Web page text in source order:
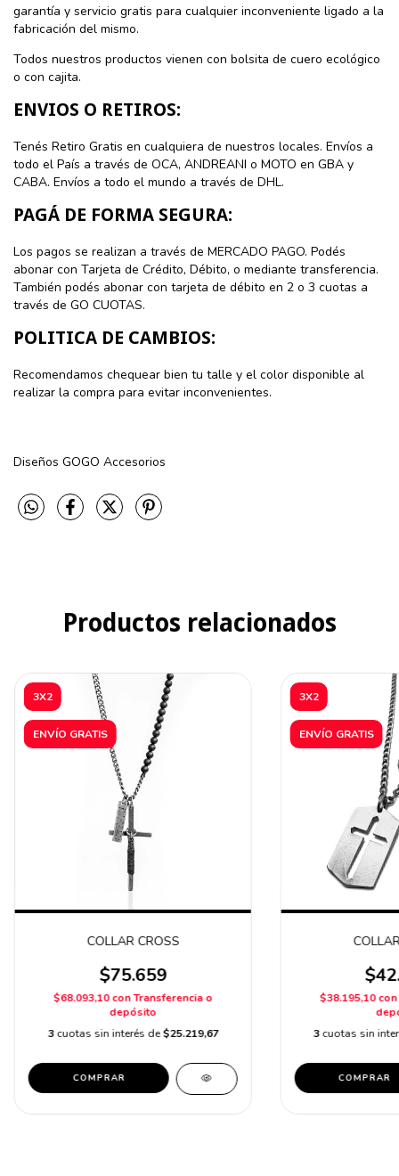
garantía y servicio gratis para cualquier inconveniente ligado a la
fabricación del mismo.
Todos nuestros productos vienen con bolsita de cuero ecológico
o con cajita.
ENVIOS O RETIROS:
Tenés Retiro Gratis en cualquiera de nuestros locales. Envíos a
todo el País a través de OCA, ANDREANI o MOTO en GBA y
CABA. Envíos a todo el mundo a través de DHL.
PAGÁ DE FORMA SEGURA:
Los pagos se realizan a través de MERCADO PAGO. Podés
abonar con Tarjeta de Crédito, Débito, o mediante transferencia.
También podés abonar con tarjeta de débito en 2 o 3 cuotas a
través de GO CUOTAS.
POLITICA DE CAMBIOS:
Recomendamos chequear bien tu talle y el color disponible al
realizar la compra para evitar inconvenientes.
Diseños GOGO Accesorios
Productos relacionados
3X2
ENVÍO GRATIS
COLLAR CROSS
$75.659
$68.093,10conTransferencia o
depósito
3 cuotas sin interés de$25.219,67
3X2
ENVÍO GRATIS
$38.195,10con
3cuotas sin